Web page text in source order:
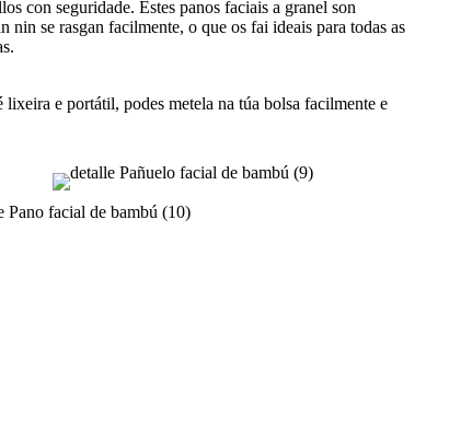
con seguridade. Estes panos faciais a granel son
se rasgan facilmente, o que os fai ideais para todas as
e portátil, podes metela na túa bolsa facilmente e